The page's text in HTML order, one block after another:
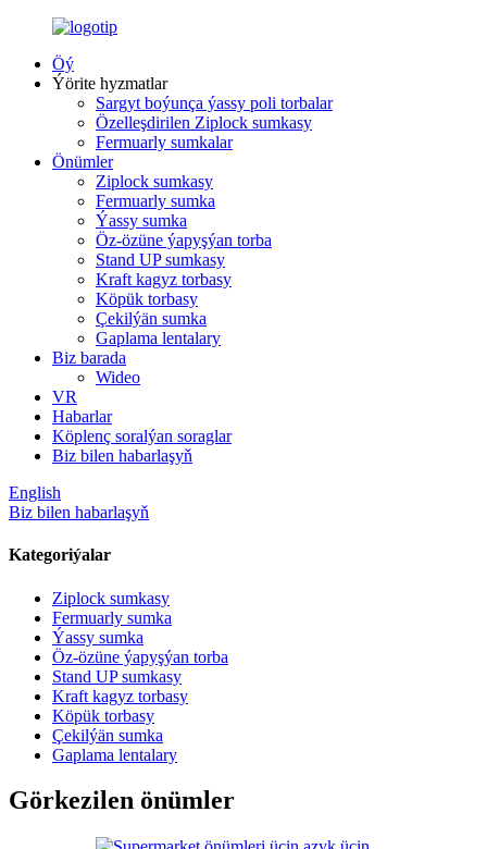
Öý
Ýörite hyzmatlar
Sargyt boýunça ýassy poli torbalar
Özelleşdirilen Ziplock sumkasy
Fermuarly sumkalar
Önümler
Ziplock sumkasy
Fermuarly sumka
Ýassy sumka
Öz-özüne ýapyşýan torba
Stand UP sumkasy
Kraft kagyz torbasy
Köpük torbasy
Çekilýän sumka
Gaplama lentalary
Biz barada
Wideo
VR
Habarlar
Köplenç soralýan soraglar
Biz bilen habarlaşyň
English
Biz bilen habarlaşyň
Kategoriýalar
Ziplock sumkasy
Fermuarly sumka
Ýassy sumka
Öz-özüne ýapyşýan torba
Stand UP sumkasy
Kraft kagyz torbasy
Köpük torbasy
Çekilýän sumka
Gaplama lentalary
Görkezilen önümler